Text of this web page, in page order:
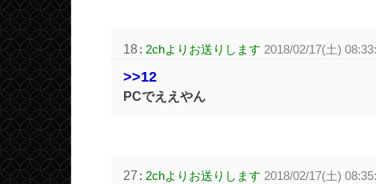
18: 2chよりお送りします 2018/02/17(土)
>>12
PCでええやん
27 : 2chよりお送りします 2018/02/17(土)